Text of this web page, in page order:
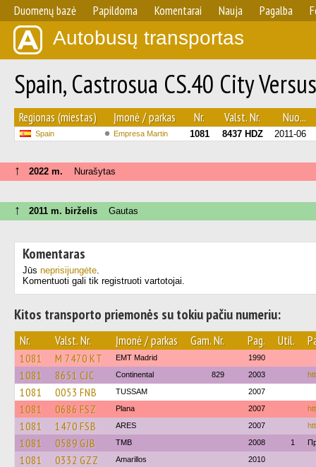
Duomenų bazė Papildoma Komentarai Nauja Pagalba
Autobusų transportas
Spain, Castrosua CS.40 City
Regionas (miestas) Įmonė / parkas Nr. Valst. Nr. Nuo...
Spain Empresa Martin 1081 8437 HDZ 2011-06
↑ 2022 m. Nurašytas
↑ 2011 m. birželis Gautas
Komentaras
Jūs neprisijungėte.
Komentuoti gali tik registruoti vartotojai.
Kitos transporto priemonės su tokiu pačiu numeriu:
Nr. Valst. Nr. Įmonė / parkas Gam. Nr. Pag. Util.
1081 M 7470 KT EMT Madrid 1990
1081 8651 CJC Continental 829 2003
1081 0053 FNB TUSSAM 2007
1081 0686 FSZ Plana 2007
1081 1470 FSB ARES 2007
1081 0589 GJB TMB 2008 1
1081 0332 GZZ Amarillos 2010